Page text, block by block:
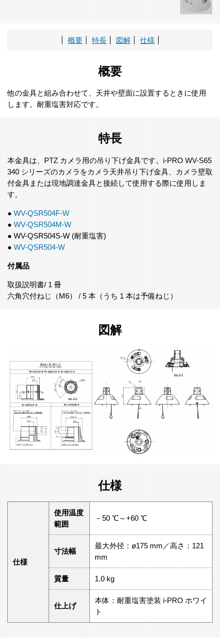
概要 特長 図解 仕様
概要
他の金具と組み合わせて、天井や壁面に設置するときに使用
します。耐重塩害対応です。
特長
本金具は、PTZ カメラ用の吊り下げ金具です。i-PRO WV-S65
340 シリーズのカメラをカメラ天井吊り下げ金具、カメラ壁取
付金具または現地調達金具と接続して使用する際に使用しま
す。
●WV-QSR504F-W
●WV-QSR504M-W
● WV-QSR504S-W (耐重塩害)
●WV-QSR504-W
付属品
取扱説明書/ 1 冊
六角穴付ねじ（M6） / 5 本（うち 1 本は予備ねじ）
図解
仕様
仕様
使用温度
範囲
－50 ℃～+60 ℃
寸法幅
最大外径：ø175 mm／高さ：121
mm
質量 1.0 kg
仕上げ
本体：耐重塩害塗装 i-PRO ホワイ
ト